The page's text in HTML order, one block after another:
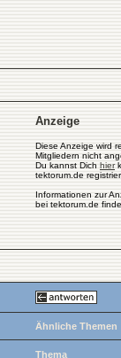
Anzeige
Diese Anzeige wird
Mitgliedern nicht
Du kannst Dich hier
tektorum.de
Informationen zur
bei tektorum.de
Ähnliche Themen
Thema